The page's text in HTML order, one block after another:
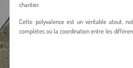
chantier.
Cette polyvalence est un véritable atout,
complètes où la coordination entre les